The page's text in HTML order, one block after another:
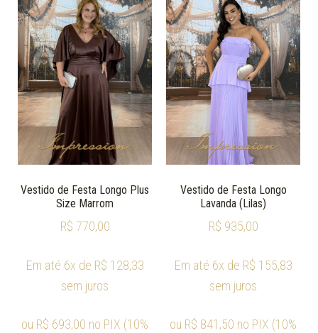
Vestido de Festa Longo Plus
Size Marrom
R$ 770,00
Em até 6x de R$ 128,33
sem juros
ou R$ 693,00 no PIX (10%
Vestido de Festa Longo
Lavanda (Lilas)
R$ 935,00
Em até 6x de R$ 155,83
sem juros
ou R$ 841,50 no PIX (10%